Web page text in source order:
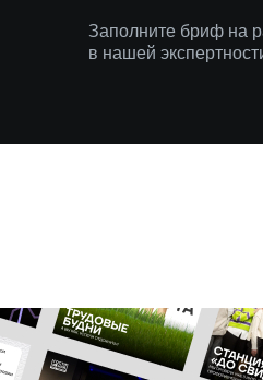
Заполните бриф на
в нашей